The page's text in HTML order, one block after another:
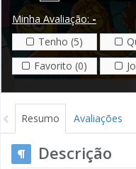
Minha Avaliação: -
Tenho (5)
Favorito (0)
Resumo Avaliações
Descrição